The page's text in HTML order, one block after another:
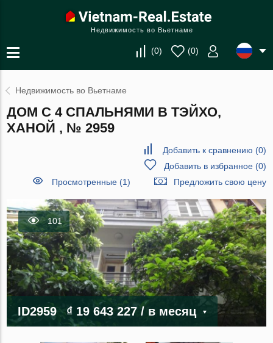
Недвижимость во Вьетнаме
(0) (0)
Недвижимость во Вьетнаме
ДОМ С 4 СПАЛЬНЯМИ В ТЭЙХО,
ХАНОЙ , № 2959
Добавить к сравнению (0)
Добавить в избранное(0)
Просмотренные (1)
Предложить свою цену
101
ID2959 ₫ 19 643 227/ в месяц